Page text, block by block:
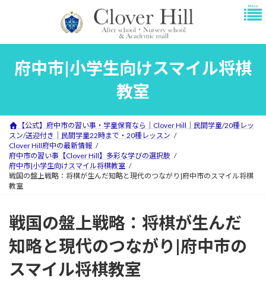
府中市|小学生向けスマイル将棋
教室
【公式】府中市の習い事・学童保育なら｜Clover Hill｜民間学童/20種レッ
スン/送迎付き｜民間学童22時まで・20種レッスン
Clover Hill府中の最新情報
府中市の習い事【Clover Hill】多彩な学びの選択肢
府中市|小学生向けスマイル将棋教室
戦国の盤上戦略：将棋が生んだ知略と現代のつながり|府中市のスマイル将棋
教室
戦国の盤上戦略：将棋が生んだ
知略と現代のつながり|府中市の
スマイル将棋教室